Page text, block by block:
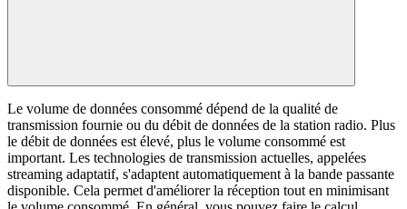
Le volume de données consommé dépend de la qualité de
transmission fournie ou du débit de données de la station radio. Plus
le débit de données est élevé, plus le volume consommé est
important. Les technologies de transmission actuelles, appelées
streaming adaptatif, s'adaptent automatiquement à la bande passante
disponible. Cela permet d'améliorer la réception tout en minimisant